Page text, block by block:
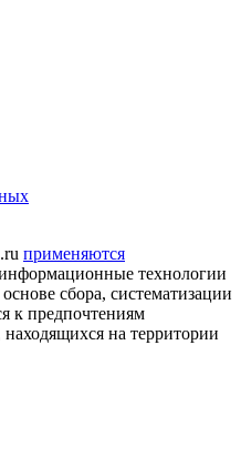
применяются
технологии
сбора, систематизации
к предпочтениям
находящихся на территории